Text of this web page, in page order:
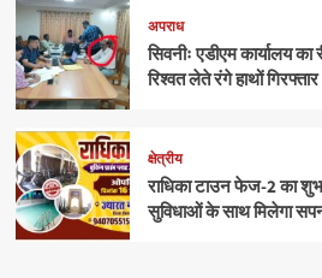
अपराध
सिवनीः एडीएम कार्यालय
रिश्वत लेते रंगे हाथों गिरफ्तार
क्षेत्रीय
राधिका टाउन फेज-2 का
सुविधाओं के साथ मिलेगा